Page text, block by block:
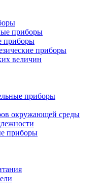
приборы
приборы
приборы
величин
приборы
окружающей среды
приборы